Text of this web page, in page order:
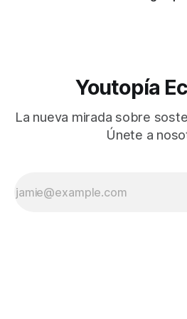
Youtopía
La nueva mirada sobre
Únete a